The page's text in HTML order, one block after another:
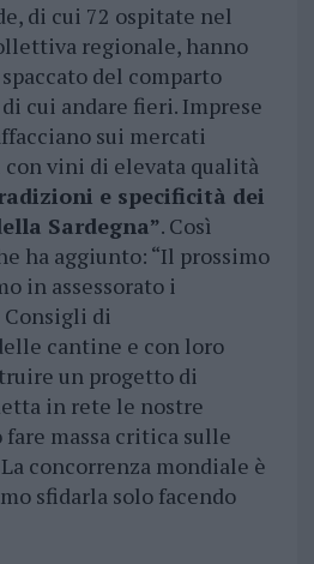
di cui 72 ospitate nel
regionale, hanno
del comparto
cui andare fieri. Imprese
sui mercati
vini di elevata qualità
e specificità dei
Sardegna”. Così
ha aggiunto: “Il prossimo
in assessorato i
di
cantine e con loro
un progetto di
in rete le nostre
fare massa critica sulle
concorrenza mondiale è
sfidarla solo facendo